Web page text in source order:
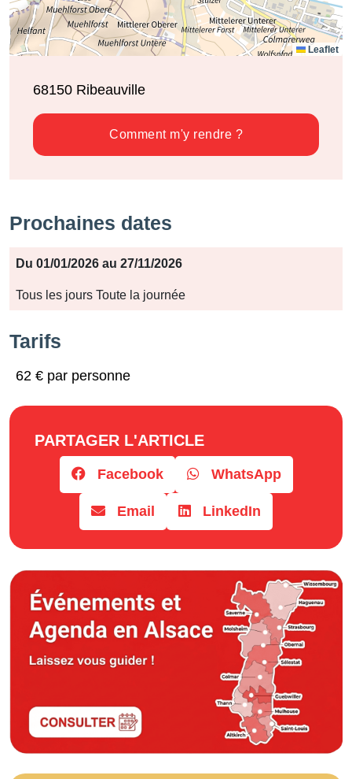
Leaflet
68150 Ribeauville
Comment m'y rendre ?
Prochaines dates
Période
Jours
Du 01/01/2026 au 27/11/2026
Tous les jours Toute la journée
Tarifs
62 € par personne
PARTAGER L'ARTICLE
Facebook WhatsApp
Email LinkedIn